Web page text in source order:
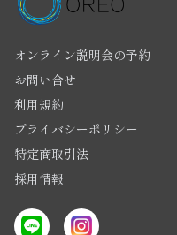
オンライン説明会の予約
お問い合せ
利用規約
プライバシーポリシー
特定商取引法
採用情報